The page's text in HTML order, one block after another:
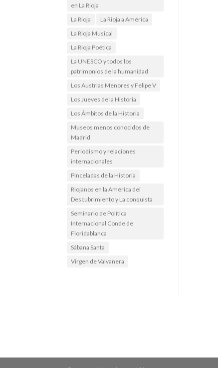
en La Rioja
La Rioja
La Rioja a América
La Rioja Musical
La Rioja Poética
La UNESCO y todos los
patrimonios de la humanidad
Los Austrias Menores y Felipe V
Los Jueves de la Historia
Los Ámbitos de la Historia
Museos menos conocidos de
Madrid
Periodismo y relaciones
internacionales
Pinceladas de la Historia
Riojanos en la América del
Descubrimiento y La conquista
Seminario de Política
Internacional Conde de
Floridablanca
Sábana Santa
Virgen de Valvanera